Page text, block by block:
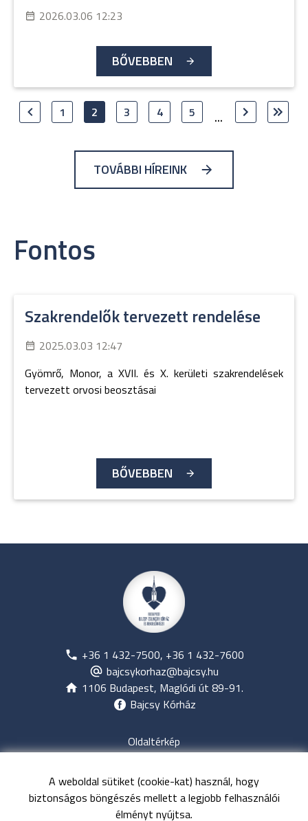
A weboldal sütiket (cookie-kat) használ, hogy
biztonságos böngészés mellett a legjobb felhasználói
élményt nyújtsa.
2026.03.06 12:23
BŐVEBBEN
1 2 3 4 5 ...
TOVÁBBI HÍREINK
Fontos
Szakrendelők tervezett rendelése
2025.03.03 12:47
Gyömrő, Monor, a XVII. és X. kerületi szakrendelések
tervezett orvosi beosztásai
BŐVEBBEN
+36 1 432-7500, +36 1 432-7600
bajcsykorhaz@bajcsy.hu
1106 Budapest, Maglódi út 89-91.
Bajcsy Kórház
Oldaltérkép
Jogi nyilatkozat
Adatvédelem
Közérdekű adatok
Kapcsolat